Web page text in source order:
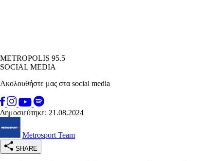
METROPOLIS 95.5
SOCIAL MEDIA
Ακολουθήστε μας στα social media
Δημοσιεύτηκε: 21.08.2024
Metrosport Team
SHARE